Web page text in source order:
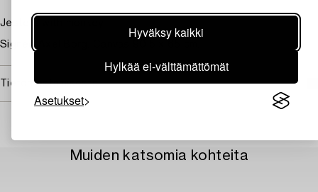
Hyväksy kaikki
Hylkää ei-välttämättömät
Asetukset
Jesters with monkey
Signed Axel Borg. Canvas 90.5 x 65 cm.
Tietoa ostamisesta
Muiden katsomia kohteita